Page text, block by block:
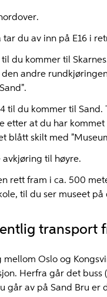
tar du av inn på E16 i
til du kommer til
andre
til du kommer til Sand.
etter at du har
blått skilt med
avkjøring til høyre.
rett fram i ca. 500
til du ser museet på
transport
mellom Oslo og
Herfra går det buss
går av på Sand Bru er